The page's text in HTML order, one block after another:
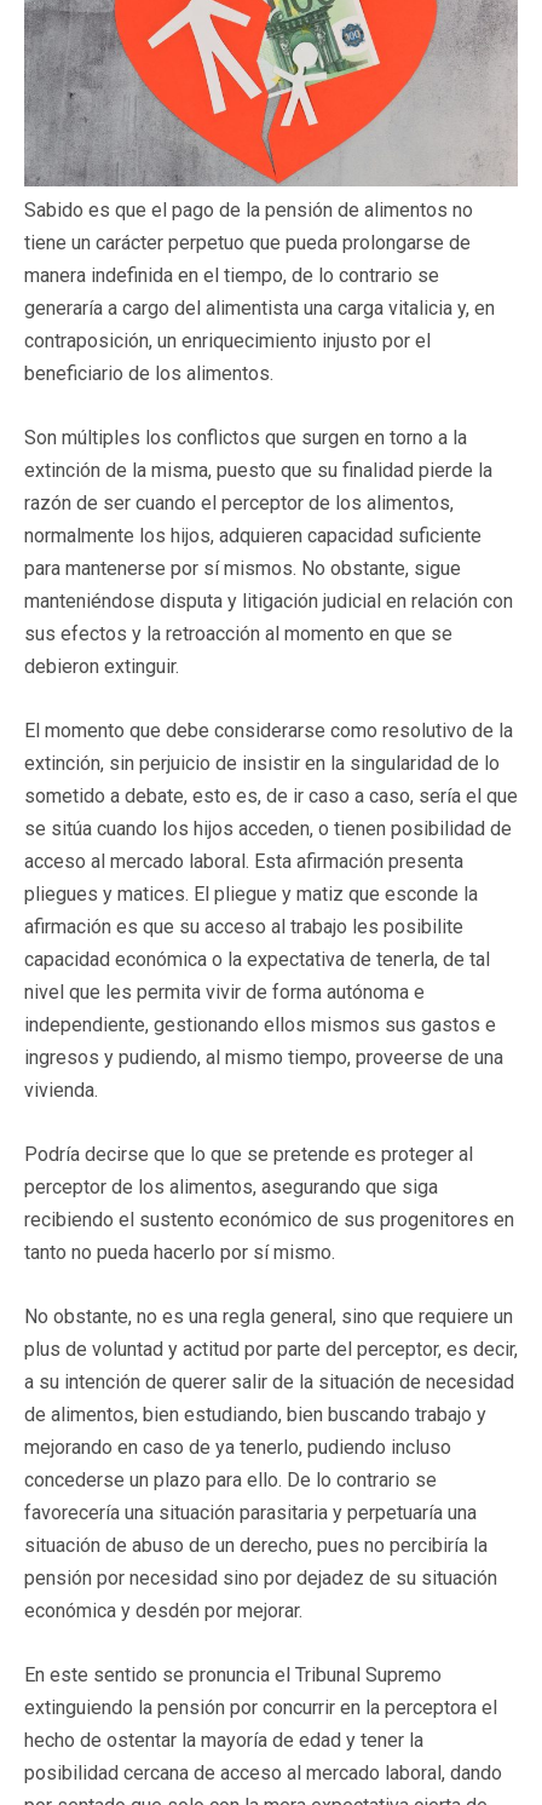
Sabido es que el pago de la pensión de alimentos no
tiene un carácter perpetuo que pueda prolongarse de
manera indefinida en el tiempo, de lo contrario se
generaría a cargo del alimentista una carga vitalicia y, en
contraposición, un enriquecimiento injusto por el
beneficiario de los alimentos.
Son múltiples los conflictos que surgen en torno a la
extinción de la misma, puesto que su finalidad pierde la
razón de ser cuando el perceptor de los alimentos,
normalmente los hijos, adquieren capacidad suficiente
para mantenerse por sí mismos. No obstante, sigue
manteniéndose disputa y litigación judicial en relación con
sus efectos y la retroacción al momento en que se
debieron extinguir.
El momento que debe considerarse como resolutivo de la
extinción, sin perjuicio de insistir en la singularidad de lo
sometido a debate, esto es, de ir caso a caso, sería el que
se sitúa cuando los hijos acceden, o tienen posibilidad de
acceso al mercado laboral. Esta afirmación presenta
pliegues y matices. El pliegue y matiz que esconde la
afirmación es que su acceso al trabajo les posibilite
capacidad económica o la expectativa de tenerla, de tal
nivel que les permita vivir de forma autónoma e
independiente, gestionando ellos mismos sus gastos e
ingresos y pudiendo, al mismo tiempo, proveerse de una
vivienda.
Podría decirse que lo que se pretende es proteger al
perceptor de los alimentos, asegurando que siga
recibiendo el sustento económico de sus progenitores en
tanto no pueda hacerlo por sí mismo.
No obstante, no es una regla general, sino que requiere un
plus de voluntad y actitud por parte del perceptor, es decir,
a su intención de querer salir de la situación de necesidad
de alimentos, bien estudiando, bien buscando trabajo y
mejorando en caso de ya tenerlo, pudiendo incluso
concederse un plazo para ello. De lo contrario se
favorecería una situación parasitaria y perpetuaría una
situación de abuso de un derecho, pues no percibiría la
pensión por necesidad sino por dejadez de su situación
económica y desdén por mejorar.
En este sentido se pronuncia el Tribunal Supremo
extinguiendo la pensión por concurrir en la perceptora el
hecho de ostentar la mayoría de edad y tener la
posibilidad cercana de acceso al mercado laboral, dando